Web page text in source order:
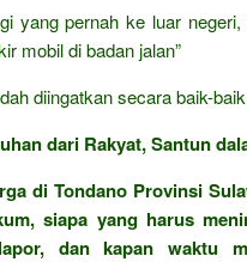
yang pernah ke luar
mobil di badan jalan”
diingatkan secara baik-
dari Rakyat, Santun
di Tondano Provinsi
siapa yang harus
dan kapan waktu